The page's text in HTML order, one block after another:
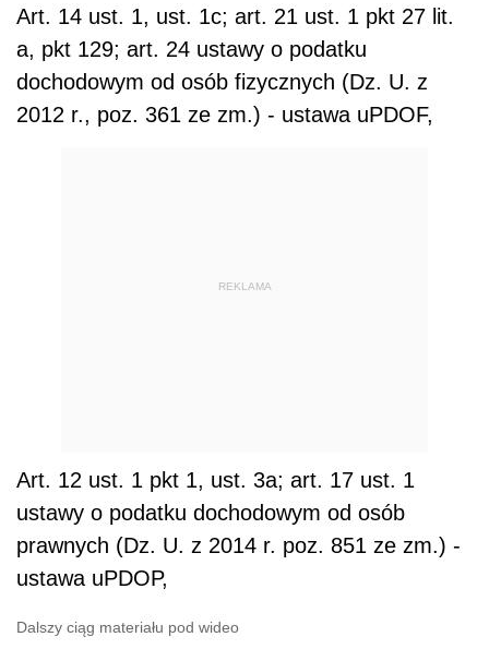
Art. 14 ust. 1, ust. 1c; art. 21 ust. 1 pkt 27 lit.
a, pkt 129; art. 24 ustawy o podatku
dochodowym od osób fizycznych (Dz. U. z
2012 r., poz. 361 ze zm.) - ustawa uPDOF,
REKLAMA
Art. 12 ust. 1 pkt 1, ust. 3a; art. 17 ust. 1
ustawy o podatku dochodowym od osób
prawnych (Dz. U. z 2014 r. poz. 851 ze zm.) -
ustawa uPDOP,
Dalszy ciąg materiału pod wideo